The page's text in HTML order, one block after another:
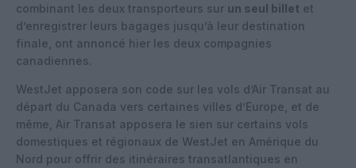
combinant les deux transporteurs sur un seul billet et
d’enregistrer leurs bagages jusqu’à leur destination
finale, ont annoncé hier les deux compagnies
canadiennes.
WestJet apposera son code sur les vols d’Air Transat au
départ du Canada vers certaines villes d’Europe, et de
même, Air Transat apposera le sien sur certains vols
domestiques et régionaux de WestJet en Amérique du
Nord pour offrir des itinéraires transatlantiques en